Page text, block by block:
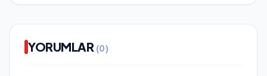
YORUMLAR (0)